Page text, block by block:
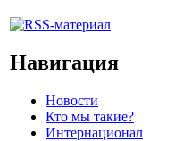
Навигация
Новости
Кто мы такие?
Интернационал